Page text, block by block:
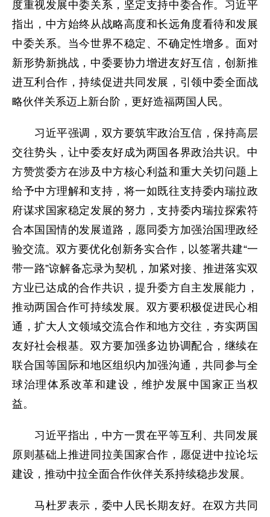
度重视发展中委关系，坚定支持中委合作。习近平
指出，中方始终从战略高度和长远角度看待和发展
中委关系。当今世界不稳定、不确定性增多。面对
新形势新挑战，中委要协力增进友好互信，创新推
进互利合作，持续促进共同发展，引领中委全面战
略伙伴关系迈上新台阶，更好造福两国人民。
习近平强调，双方要筑牢政治互信，保持高层
交往势头，让中委友好成为两国各界政治共识。中
方赞赏委方在涉及中方核心利益和重大关切问题上
给予中方理解和支持，将一如既往支持委内瑞拉政
府谋求国家稳定发展的努力，支持委内瑞拉探索符
合本国国情的发展道路，愿同委方加强治国理政经
验交流。双方要优化创新务实合作，以签署共建“一
带一路”谅解备忘录为契机，加紧对接、推进落实双
方业已达成的合作共识，提升委方自主发展能力，
推动两国合作可持续发展。双方要积极促进民心相
通，扩大人文领域交流合作和地方交往，夯实两国
友好社会根基。双方要加强多边协调配合，继续在
联合国等国际和地区组织内加强沟通，共同参与全
球治理体系改革和建设，维护发展中国家正当权
益。
习近平指出，中方一贯在平等互利、共同发展
原则基础上推进同拉美国家合作，愿促进中拉论坛
建设，推动中拉全面合作伙伴关系持续稳步发展。
马杜罗表示，委中人民长期友好。在双方共同